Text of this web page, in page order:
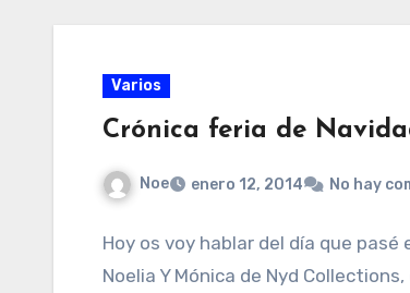
Varios
Crónica feria de
Noe enero 12, 2014 No hay
Hoy os voy hablar del día que
Noelia Y Mónica de Nyd